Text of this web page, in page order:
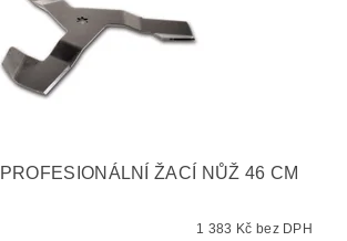
ŽACÍ NŮŽ 46 CM
1 383 Kč bez DPH